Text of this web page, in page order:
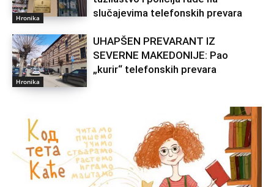
Hronika
slučajevima telefonskih prevara
Hronika
UHAPŠEN PREVARANT IZ
SEVERNE MAKEDONIJE: Pao
„kurir“ telefonskih prevara